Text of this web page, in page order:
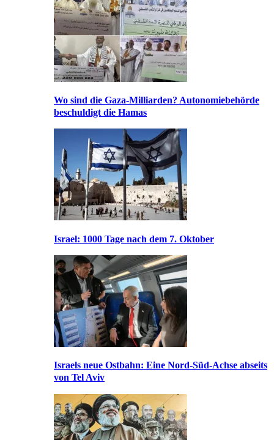
Wo sind die Gaza-Milliarden? Autonomiebehörde
beschuldigt die Hamas
Israel: 1000 Tage nach dem 7. Oktober
Israels neue Ostbahn: Eine Nord-Süd-Achse abseits
von Tel Aviv